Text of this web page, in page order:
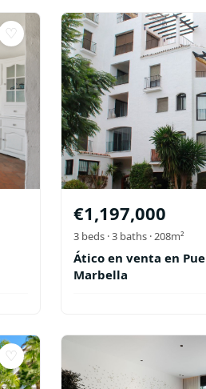
♡
€1,197,000
3 beds ·3 baths · 208m²
Ático en venta en
Marbella
♡